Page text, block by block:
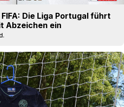
Die Liga Portugal führt
Abzeichen ein